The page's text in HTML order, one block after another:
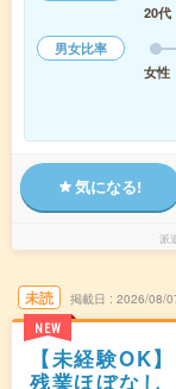
20代
男女比率
女性
気になる!
派
未読
NEW
掲載日 2026/08/
【未経験OK
残業ほぼなし